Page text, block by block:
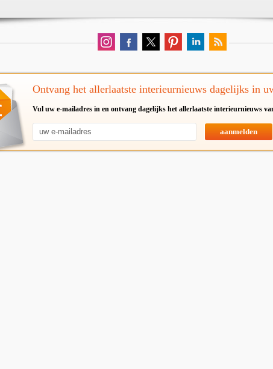
Ontvang het allerlaatste interieurnieuws dagelijks in
Vul uw e-mailadres in en ontvang dagelijks het allerlaatste interieurnieuws
aanmelden